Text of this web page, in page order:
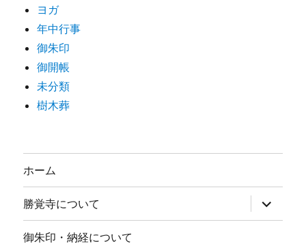
ヨガ
年中行事
御朱印
御開帳
未分類
樹木葬
ホーム
勝覚寺について サ
ブ
メ
御朱印・納経について